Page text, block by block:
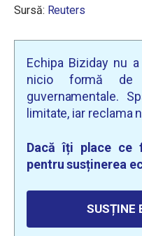
Sursă: Reuters
Echipa Biziday nu
nicio formă de
guvernamentale.
limitate, iar reclama
Dacă îți place ce
pentru susținerea
SUSȚINE